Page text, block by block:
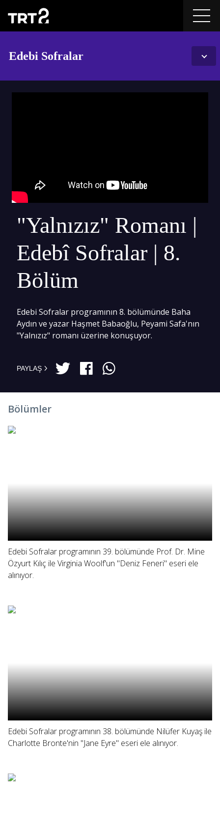
Edebi Sofralar
"Yalnızız" Romanı |
Edebî Sofralar | 8.
Bölüm
Edebi Sofralar programının 8. bölümünde Baha
Aydın ve yazar Haşmet Babaoğlu, Peyami Safa'nın
"Yalnızız" romanı üzerine konuşuyor.
PAYLAŞ
Bölümler
Edebi Sofralar programının 39. bölümünde Prof. Dr. Mine
Özyurt Kılıç ile Virginia Woolf'un "Deniz Feneri" eseri ele
alınıyor.
Edebi Sofralar programının 38. bölümünde Nilüfer Kuyaş ile
Charlotte Bronte'nin "Jane Eyre" eseri ele alınıyor.